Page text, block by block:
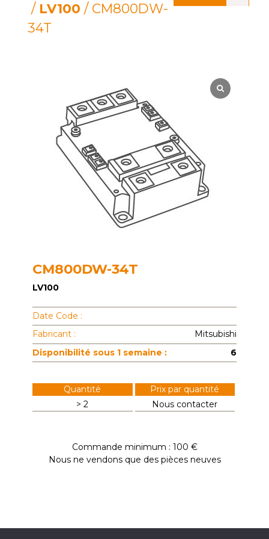
/ LV100 / CM800DW-
34T
CM800DW-34T
LV100
Date Code :
Fabricant :
Mitsubishi
Disponibilité sous 1 semaine :
6
Quantité
Prix par quantité
> 2
Nous contacter
Commande minimum : 100 €
Nous ne vendons que des pièces neuves